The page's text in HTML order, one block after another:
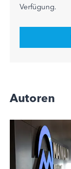
Verfügung.
Autoren